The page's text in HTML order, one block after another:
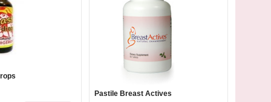
Big Breast Pastile - Big Bust